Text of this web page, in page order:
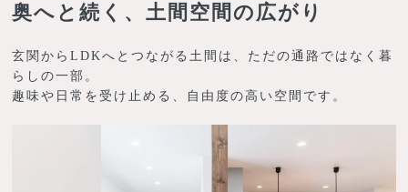
奥へと続く、土間空間の広がり
玄関からLDKへとつながる土間は、ただの通路ではなく暮
らしの一部。
趣味や日常を受け止める、自由度の高い空間です。